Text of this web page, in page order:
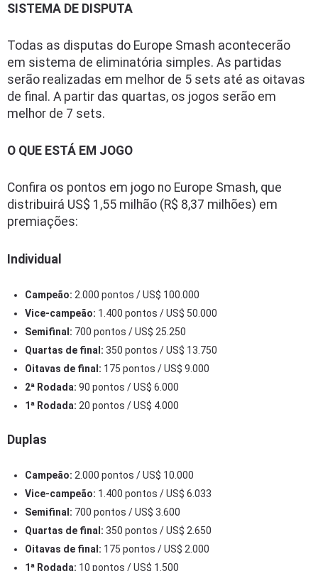
SISTEMA DE DISPUTA
Todas as disputas do Europe Smash acontecerão
em sistema de eliminatória simples. As partidas
serão realizadas em melhor de 5 sets até as oitavas
de final. A partir das quartas, os jogos serão em
melhor de 7 sets.
O QUE ESTÁ EM JOGO
Confira os pontos em jogo no Europe Smash, que
distribuirá US$ 1,55 milhão (R$ 8,37 milhões) em
premiações:
Individual
Campeão: 2.000 pontos / US$ 100.000
Vice-campeão: 1.400 pontos / US$ 50.000
Semifinal: 700 pontos / US$ 25.250
Quartas de final: 350 pontos / US$ 13.750
Oitavas de final: 175 pontos / US$ 9.000
2ª Rodada: 90 pontos / US$ 6.000
1ª Rodada: 20 pontos / US$ 4.000
Duplas
Campeão: 2.000 pontos / US$ 10.000
Vice-campeão: 1.400 pontos / US$ 6.033
Semifinal: 700 pontos / US$ 3.600
Quartas de final: 350 pontos / US$ 2.650
Oitavas de final: 175 pontos / US$ 2.000
1ª Rodada: 10 pontos / US$ 1.500